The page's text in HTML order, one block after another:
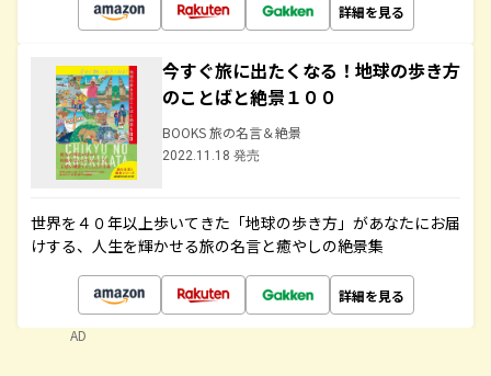
詳細を見る
今すぐ旅に出たくなる！地球の歩き方
のことばと絶景１００
BOOKS 旅の名言＆絶景
2022.11.18 発売
世界を４０年以上歩いてきた「地球の歩き方」があなたにお届
けする、人生を輝かせる旅の名言と癒やしの絶景集
詳細を見る
AD